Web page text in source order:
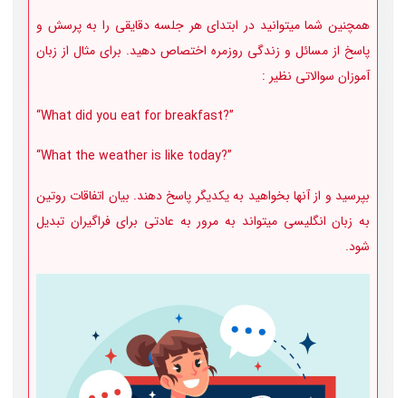
همچنین شما می­توانید در ابتدای هر جلسه دقایقی را به پرسش و
پاسخ از مسائل و زندگی روزمره اختصاص دهید. برای مثال از زبان
آموزان سوالاتی نظیر :
“What did you eat for breakfast?”
“What the weather is like today?”
بپرسید و از آن­ها بخواهید به یکدیگر پاسخ دهند. بیان اتفاقات روتین
به زبان انگلیسی می­تواند به مرور به عادتی برای فراگیران تبدیل
شود.